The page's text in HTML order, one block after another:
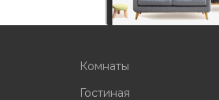
Комнаты
Гостиная